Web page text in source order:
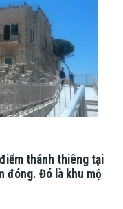
thánh thiêng tại
đóng. Đó là khu mộ